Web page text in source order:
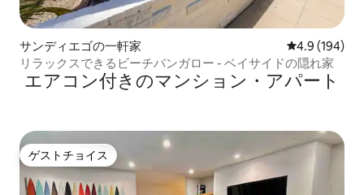
サンディエゴの一軒家 レビュー194
4.9 (194)
リラックスできるビーチバンガロー - ベイサイドの隠れ家
エアコン付きのマンション・アパート
ゲストチョイス
ゲストチョイス